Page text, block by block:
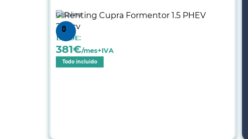
Gasolina
Desde:
381€/mes+IVA
Todo incluido